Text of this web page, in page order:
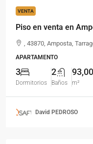
VENTA
Piso en venta en
, 43870, Amposta,
APARTAMENTO
3
Dormitorios
2
Baños
93,00
m²
David PEDROSO